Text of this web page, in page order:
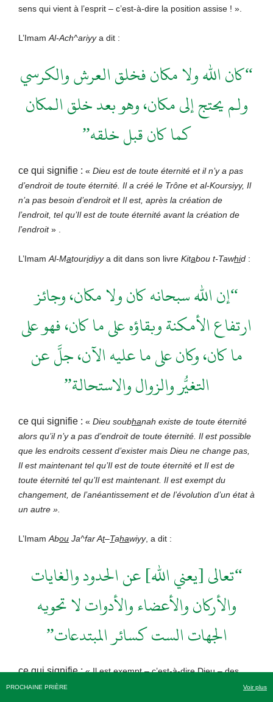
PROCHAINE PRIÈRE Voir plus
sens qui vient à l’esprit – c’est-à-dire la position assise ! ».
L’ImamAl-Ach^ariyya dit :
“كان الله ولا مكان فخلق العرش والكرسي
ولـم يحتج إلى مكان، وهو بعد خلق الـمكان
كما كان قبل خلقه”
ce qui signifie : « Dieu est de toute éternité et il n’y a pas
d’endroit de toute éternité. Il a créé le Trône et al-Koursiyy, Il
n’a pas besoin d’endroit et Il est, après la création de
l’endroit, tel qu’Il est de toute éternité avant la création de
l’endroit» .
L’Imam Al-Matouridiyya dit dans son livre Kitabou t-Tawhid :
“إن الله سبحانه كان ولا مكان، وجائز
ارتفاع الأمكنة وبقاؤه على ما كان، فهو على
ما كان، وكان على ما عليه الآن، جلَّ عن
التغـيُّر والزوال والاستحالة”
ce qui signifie : « Dieu soubhanah existe de toute éternité
alors qu’il n’y a pas d’endroit de toute éternité. Il est possible
que les endroits cessent d’exister mais Dieu ne change pas,
Il est maintenant tel qu’Il est de toute éternité et Il est de
toute éternité tel qu’Il est maintenant. Il est exempt du
changement, de l’anéantissement et de l’évolution d’un état à
un autre ».
L’Imam Abou Ja^far At–Tahawiyy, a dit :
“تعالى [يعني الله] عن الحدود والغايات
والأركان والأعضاء والأدوات لا تحويه
الجهات الست كسائر المبتدعات”
ce qui signifie :« Il est exempt – c’est-à-dire Dieu – des
limites, des fins, des côtés, des organes et des membres. Il